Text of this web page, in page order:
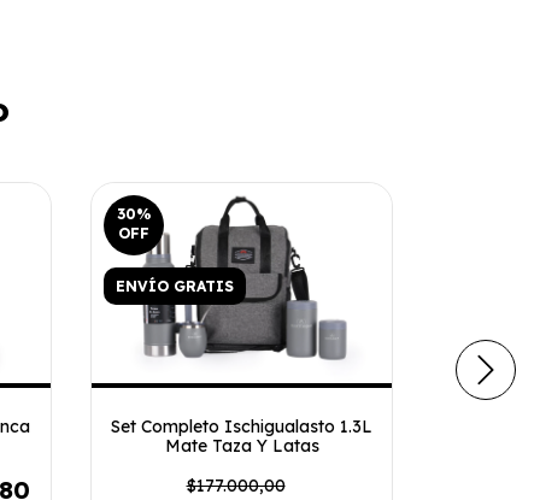
30%
OFF
ENVÍO GRATIS
Set Completo Ischigualasto 1.3L
Mate Taza Y Latas
$177.000,00